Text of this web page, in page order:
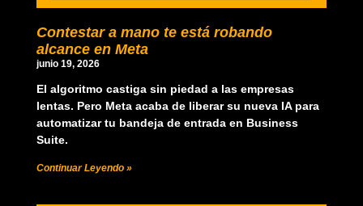
Contestar a mano te está robando
alcance en Meta
junio 19, 2026
El algoritmo castiga sin piedad a las empresas
lentas. Pero Meta acaba de liberar su nueva IA para
automatizar tu bandeja de entrada en Business
Suite.
Continuar Leyendo »